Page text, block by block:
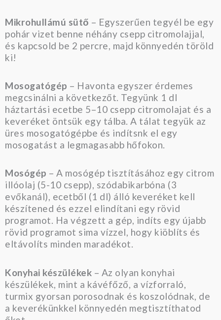
Mikrohullámú sütő – Egyszerűen tegyél be egy
pohár vizet benne néhány csepp citromolajjal,
és kapcsold be 2 percre, majd könnyedén töröld
ki!
Mosogatógép – Havonta egyszer érdemes
megcsinálni a következőt. Tegyünk 1 dl
háztartási ecetbe 5–10 csepp citromolajat és a
keveréket öntsük egy tálba. A tálat tegyük az
üres mosogatógépbe és indítsnk el egy
mosogatást a legmagasabb hőfokon.
Mosógép – A mosógép tisztításához egy citrom
illóolaj (5-10 csepp), szódabikarbóna (3
evőkanál), ecetből (1 dl) álló keveréket kell
készítened és ezzel elindítani egy rövid
programot. Ha végzett a gép, indíts egy újabb
rövid programot sima vízzel, hogy kiöblíts és
eltávolíts minden maradékot.
Konyhai készülékek – Az olyan konyhai
készülékek, mint a kávéfőző, a vízforraló,
turmix gyorsan porosodnak és koszolódnak, de
a keverékünkkel könnyedén megtisztíthatod